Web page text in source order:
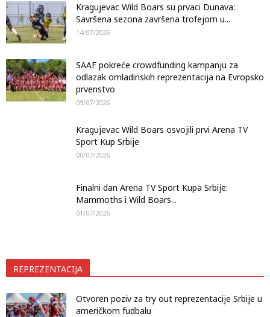
Kragujevac Wild Boars su prvaci Dunava:
Savršena sezona završena trofejom u...
14/07/2026
SAAF pokreće crowdfunding kampanju za
odlazak omladinskih reprezentacija na Evropsko
prvenstvo
09/07/2026
Kragujevac Wild Boars osvojili prvi Arena TV
Sport Kup Srbije
06/07/2026
Finalni dan Arena TV Sport Kupa Srbije:
Mammoths i Wild Boars...
01/07/2026
REPREZENTACIJA
Otvoren poziv za try out reprezentacije Srbije u
američkom fudbalu